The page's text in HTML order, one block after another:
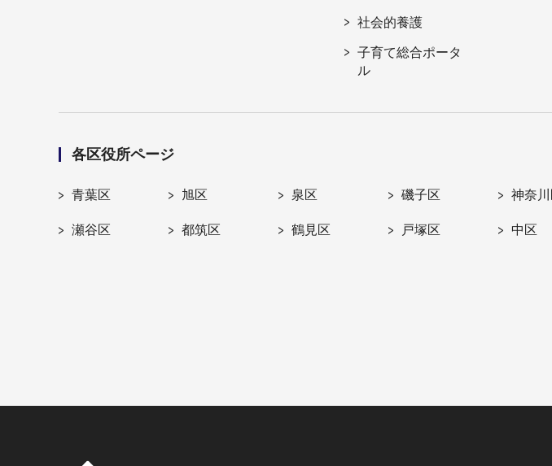
社会的養護
子育て総合ポータ
ル
各区役所ページ
青葉区 旭区 泉区 磯子区 神奈
瀬谷区 都筑区 鶴見区 戸塚区 中区